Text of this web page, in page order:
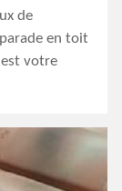
de
en toit
votre